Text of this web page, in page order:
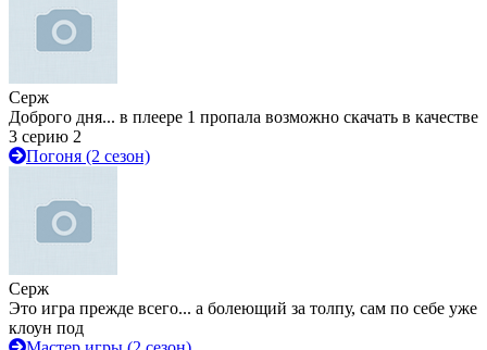
Серж
Доброго дня... в плеере 1 пропала возможно скачать в качестве
3 серию 2
Погоня (2 сезон)
Серж
Это игра прежде всего... а болеющий за толпу, сам по себе уже
клоун под